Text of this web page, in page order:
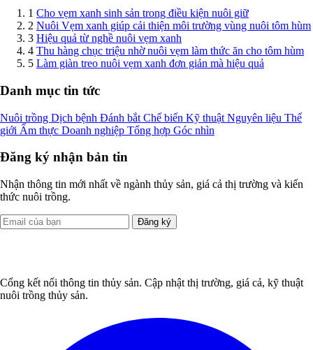
1 Cho vẹm xanh sinh sản trong điều kiện nuôi giữ
2 Nuôi Vẹm xanh giúp cải thiện môi trường vùng nuôi tôm hùm
3 Hiệu quả từ nghề nuôi vẹm xanh
4 Thu hàng chục triệu nhờ nuôi vẹm làm thức ăn cho tôm hùm
5 Làm giàn treo nuôi vẹm xanh đơn giản mà hiệu quả
Danh mục tin tức
Nuôi trồng Dịch bệnh Đánh bắt Chế biến Kỹ thuật Nguyên liệu Thế
giới Ẩm thực Doanh nghiệp Tổng hợp Góc nhìn
Đăng ký nhận bản tin
Nhận thông tin mới nhất về ngành thủy sản, giá cả thị trường và kiến
thức nuôi trồng.
Đăng ký
Cổng kết nối thông tin thủy sản. Cập nhật thị trường, giá cả, kỹ thuật
nuôi trồng thủy sản.